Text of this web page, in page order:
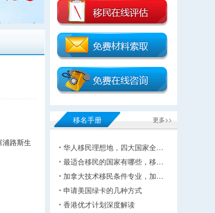
路斯生
更多>>
移名手册
华人移民理想地，四大国家全…
最适合移民的国家有哪些，移…
加拿大技术移民条件专业，加…
申请美国绿卡的几种方式
香港优才计划深度解读